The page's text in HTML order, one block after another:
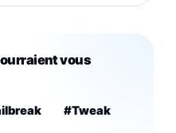
vous
#Tweak